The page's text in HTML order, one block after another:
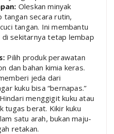
Oleskan minyak
tangan secara rutin,
tangan. Ini membantu
di sekitarnya tetap lembap
Pilih produk perawatan
dan bahan kimia keras.
jeda dari
kuku bisa “bernapas.”
Hindari menggigit kuku atau
tugas berat. Kikir kuku
satu arah, bukan maju-
retakan.